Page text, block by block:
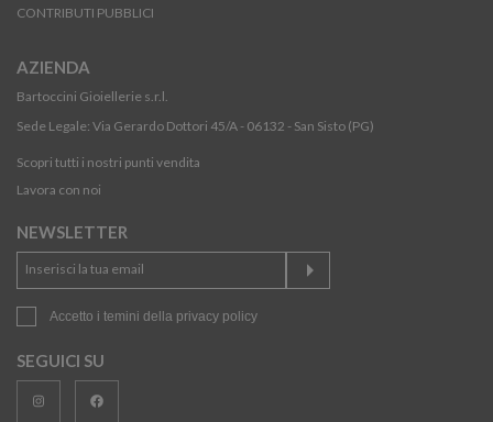
CONTRIBUTI PUBBLICI
AZIENDA
Bartoccini Gioiellerie s.r.l.
Sede Legale: Via Gerardo Dottori 45/A - 06132 - San Sisto (PG)
Scopri tutti i nostri punti vendita
Lavora con noi
NEWSLETTER
Accetto i temini della privacy policy
SEGUICI SU